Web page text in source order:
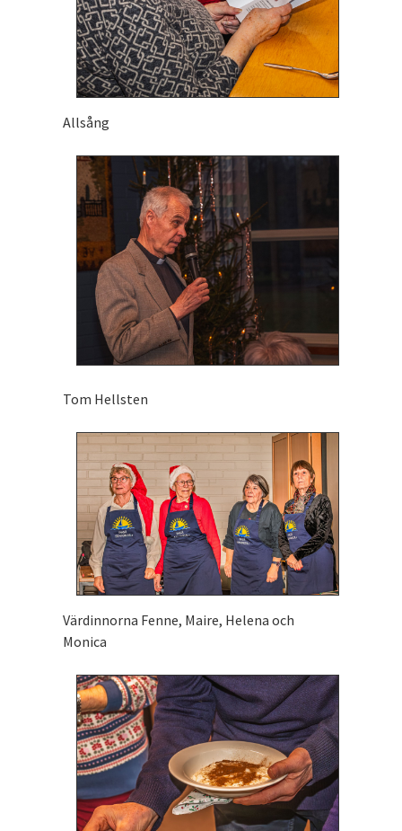
Allsång
Tom Hellsten
Värdinnorna Fenne, Maire, Helena och
Monica